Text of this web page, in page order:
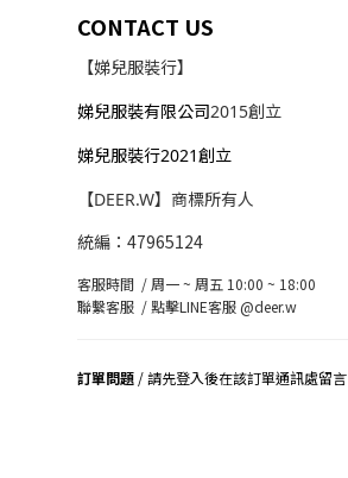
CONTACT US
【娣兒服裝行】
娣兒服裝有限公司2015創立
娣兒服裝行2021創立
【DEER.W】商標所有人
統編：47965124
客服時間 / 周一 ~ 周五 10:00 ~ 18:00
聯繫客服 /點擊LINE客服 @deer.w
訂單問題 / 請先登入後在該訂單通訊處留言